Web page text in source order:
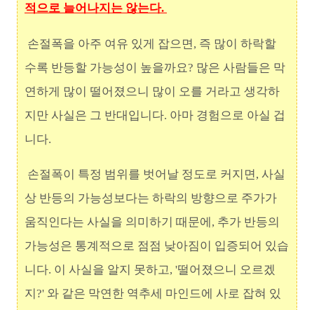
적으로 늘어나지는 않는다.
손절폭을 아주 여유 있게 잡으면, 즉 많이 하락할
수록 반등할 가능성이 높을까요? 많은 사람들은 막
연하게 많이 떨어졌으니 많이 오를 거라고 생각하
지만 사실은 그 반대입니다. 아마 경험으로 아실 겁
니다.
손절폭이 특정 범위를 벗어날 정도로 커지면, 사실
상 반등의 가능성보다는 하락의 방향으로 주가가
움직인다는 사실을 의미하기 때문에, 추가 반등의
가능성은 통계적으로 점점 낮아짐이 입증되어 있습
니다. 이
사실을 알지 못하고, '떨어졌으니 오르겠
지?' 와 같은 막연한 역추세 마인드에 사로 잡혀 있